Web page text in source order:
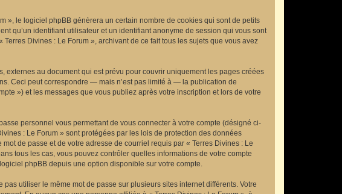
», le logiciel phpBB génèrera un certain nombre de cookies qui sont de petits
qu’un identifiant utilisateur et un identifiant anonyme de session qui vous sont
Divines : Le Forum », archivant de ce fait tous les sujets que vous avez
externes au document qui est prévu pour couvrir uniquement les pages créées
Ceci peut correspondre — mais n’est pas limité à — la publication de
») et les messages que vous publiez après votre inscription et lors de votre
personnel vous permettant de vous connecter à votre compte (désigné ci-
: Le Forum » sont protégées par les lois de protection des données
de passe et de votre adresse de courriel requis par « Terres Divines : Le
tous les cas, vous pouvez contrôler quelles informations de votre compte
phpBB depuis une option disponible sur votre compte.
utiliser le même mot de passe sur plusieurs sites internet différents. Votre